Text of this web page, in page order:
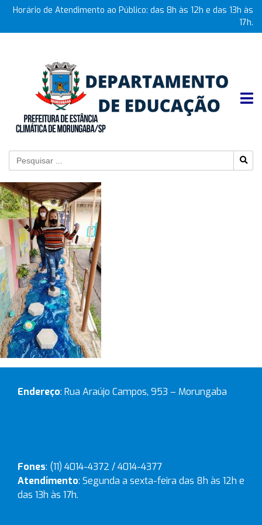
Horário de Atendimento ao Público: das 8h às 12h e das 13h às
17h.
Endereço: Rua Araújo Campos, 953 – Morungaba
Fones: (11) 4014-4372 / 4014-4377
Atendimento: Segunda a sexta-feira das 8h às 12h e
das 13h às 17h.